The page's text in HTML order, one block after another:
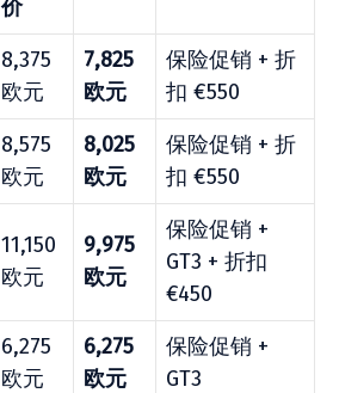
价
8,375
欧元
7,825
欧元
保险促销 + 折
扣 €550
8,575
欧元
8,025
欧元
保险促销 + 折
扣 €550
11,150
欧元
9,975
欧元
保险促销 +
GT3 + 折扣
€450
6,275
欧元
6,275
欧元
保险促销 +
GT3